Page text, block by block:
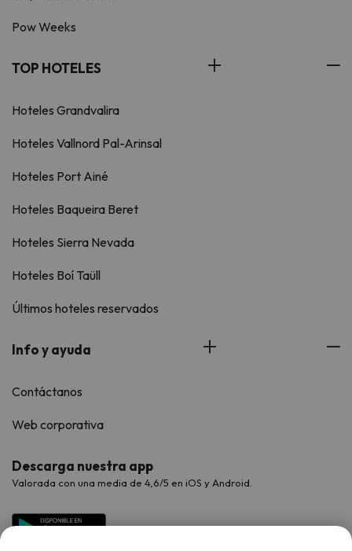
Pow Weeks
TOP HOTELES
Hoteles Grandvalira
Hoteles Vallnord Pal-Arinsal
Hoteles Port Ainé
Hoteles Baqueira Beret
Hoteles Sierra Nevada
Hoteles Boí Taüll
Últimos hoteles reservados
Info y ayuda
Contáctanos
Web corporativa
Descarga nuestra app
Valorada con una media de 4,6/5 en iOS y Android.